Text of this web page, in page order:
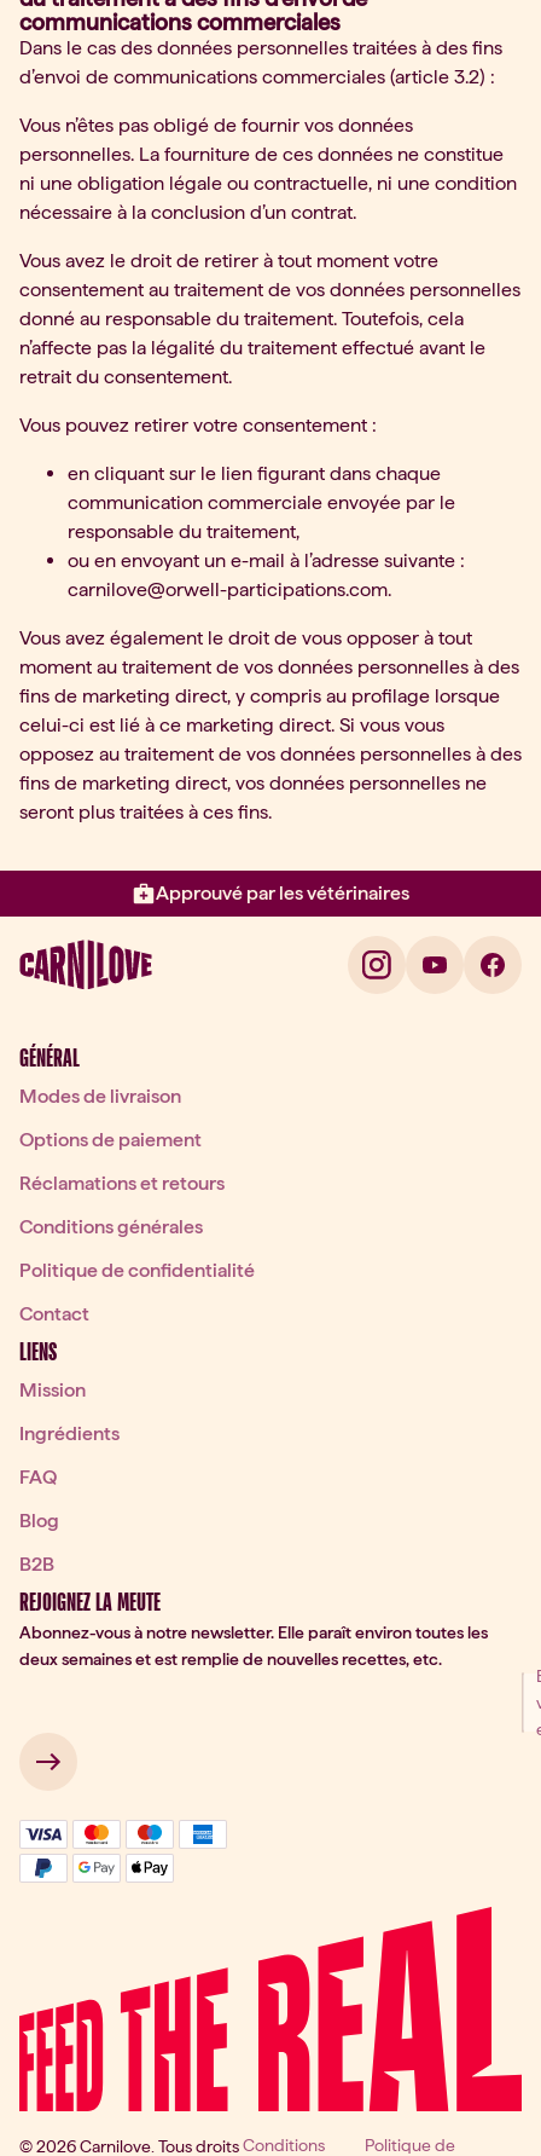
communications commerciales
Dans le cas des données personnelles traitées à des fins
d’envoi de communications commerciales (article 3.2) :
Vous n’êtes pas obligé de fournir vos données
personnelles. La fourniture de ces données ne constitue
ni une obligation légale ou contractuelle, ni une condition
nécessaire à la conclusion d’un contrat.
Vous avez le droit de retirer à tout moment votre
consentement au traitement de vos données personnelles
donné au responsable du traitement. Toutefois, cela
n’affecte pas la légalité du traitement effectué avant le
retrait du consentement.
Vous pouvez retirer votre consentement :
en cliquant sur le lien figurant dans chaque
communication commerciale envoyée par le
responsable du traitement,
ou en envoyant un e-mail à l’adresse suivante :
carnilove@orwell-participations.com.
Vous avez également le droit de vous opposer à tout
moment au traitement de vos données personnelles à des
fins de marketing direct, y compris au profilage lorsque
celui-ci est lié à ce marketing direct. Si vous vous
opposez au traitement de vos données personnelles à des
fins de marketing direct, vos données personnelles ne
seront plus traitées à ces fins.
Approuvé par les vétérinaires
Élément 2 sur 3: Approuvé par
GÉNÉRAL
Modes de livraison
Options de paiement
Réclamations et retours
Conditions générales
Politique de confidentialité
Contact
LIENS
Mission
Ingrédients
FAQ
Blog
B2B
REJOIGNEZ LA MEUTE
Abonnez-vous à notre newsletter. Elle paraît environ toutes les
deux semaines et est remplie de nouvelles recettes, etc.
Signup
→
© 2026 Carnilove. Tous droitsConditions
Politique de